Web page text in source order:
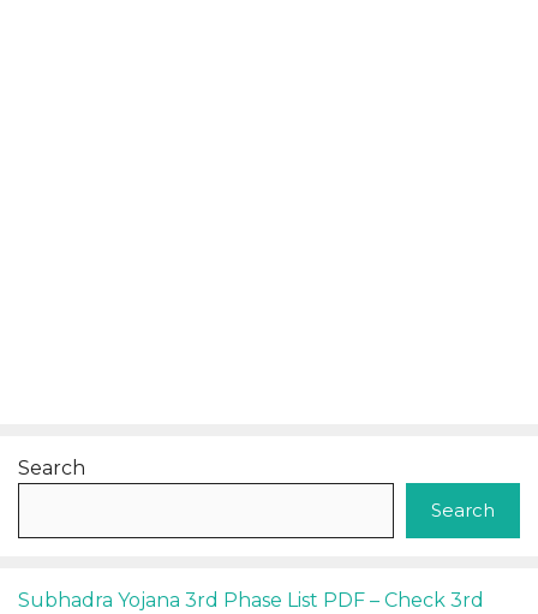
Search
Search
Subhadra Yojana 3rd Phase List PDF – Check 3rd